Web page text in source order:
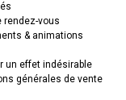
rendez-vous
& animations
un effet indésirable
générales de vente